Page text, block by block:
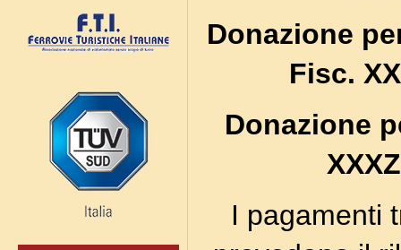
Donazione
Fisc.
Donazione
I pagamenti